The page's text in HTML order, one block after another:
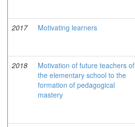
2017
Motivating learners
2018
Motivation of future teachers of
the elementary school to the
formation of pedagogical
mastery